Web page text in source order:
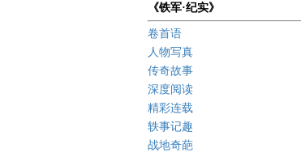
《铁军·纪实》
卷首语
人物写真
传奇故事
深度阅读
精彩连载
轶事记趣
战地奇葩